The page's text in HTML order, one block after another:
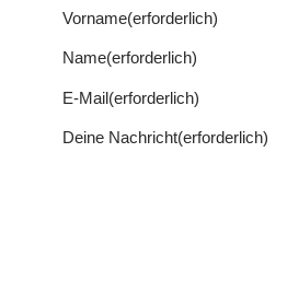
Vorname(erforderlich)
Name(erforderlich)
E-Mail (erforderlich)
Deine Nachricht(erforderlich)